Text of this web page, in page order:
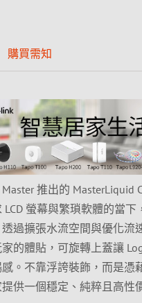
購買需知
Master 推出的 MasterLiquid
LCD 螢幕與繁瑣軟體的當
過擴張水流空間與優化流
的體貼，可旋轉上蓋讓
。不靠浮誇裝飾，而是憑
供一個穩定、純粹且高性